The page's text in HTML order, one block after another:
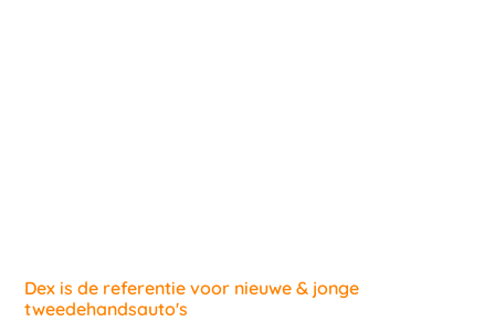
Dex is de referentie voor nieuwe & jonge
tweedehandsauto's